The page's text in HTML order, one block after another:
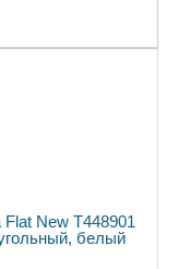
New T448901
белый